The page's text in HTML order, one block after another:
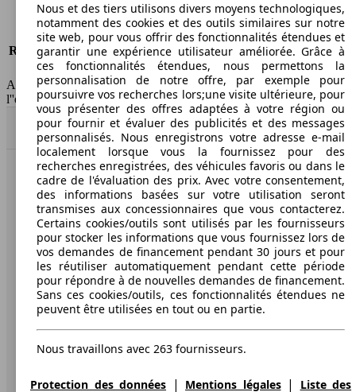
Tous risques
-
Risques partiels
-
Responsabilité civile -
HSN/TSN
MVW13x3Dxxxx/n.c.
AutoScout24 France SAS décline toute responsabilité concernant
l''exactitude des indications fournies.
Haut
AutoScout24: la plus grande plateforme en ligne de
voitures en Europe
AutoScout24
A propos d'AutoScout24
Conditions d'utilisation
Protection des données
Accessibility Statement
Nous et des tiers utilisons divers moyens technologiques,
notamment des cookies et des outils similaires sur notre
site web, pour vous offrir des fonctionnalités étendues et
garantir une expérience utilisateur améliorée. Grâce à
ces fonctionnalités étendues, nous permettons la
personnalisation de notre offre, par exemple pour
poursuivre vos recherches lors;une visite ultérieure, pour
vous présenter des offres adaptées à votre région ou
pour fournir et évaluer des publicités et des messages
personnalisés. Nous enregistrons votre adresse e-mail
localement lorsque vous la fournissez pour des
recherches enregistrées, des véhicules favoris ou dans le
cadre de l'évaluation des prix. Avec votre consentement,
des informations basées sur votre utilisation seront
transmises aux concessionnaires que vous contacterez.
Certains cookies/outils sont utilisés par les fournisseurs
pour stocker les informations que vous fournissez lors de
vos demandes de financement pendant 30 jours et pour
les réutiliser automatiquement pendant cette période
pour répondre à de nouvelles demandes de financement.
Sans ces cookies/outils, ces fonctionnalités étendues ne
peuvent être utilisées en tout ou en partie.
Nous travaillons avec 263 fournisseurs.
Protection des données | Mentions légales|
Liste des